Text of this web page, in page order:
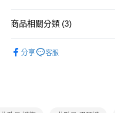
２．便利：只要手機號碼，簡訊認證
【「AFTEE先享後付」結帳流程】
運送方式
新竹貨運宅配
商品相關分類 (3)
分享 客服